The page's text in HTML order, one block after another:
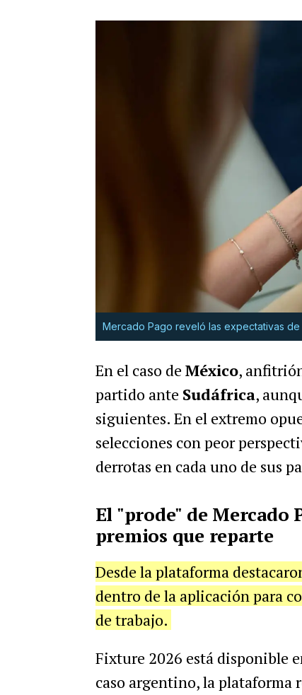
Mercado Pago reveló las expectativas
En el caso de México,
partido ante Sudáfrica,
siguientes. En el extremo
selecciones con peor
derrotas en cada uno de sus
El "prode" de Mercado
premios que reparte
Desde la plataforma
dentro de la aplicación para
de trabajo.
Fixture 2026 está disponible
caso argentino, la plataforma